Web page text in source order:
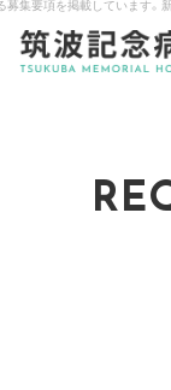
要項を掲載しています。新